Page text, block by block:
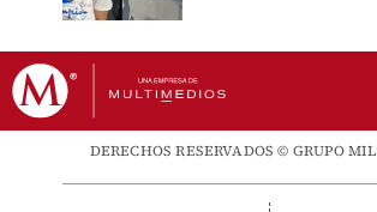
DERECHOS RESERVADOS © GRUPO